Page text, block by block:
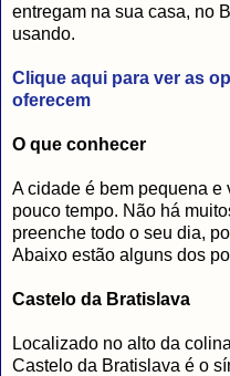
entregam na sua casa, no
usando.
Clique aqui para ver as
oferecem
O que conhecer
A cidade é bem pequena e
pouco tempo. Não há
preenche todo o seu dia,
Abaixo estão alguns dos
Castelo da Bratislava
Localizado no alto da
Castelo da Bratislava é o